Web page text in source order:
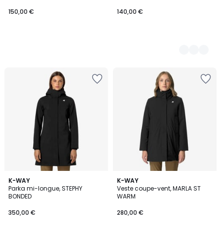
150,00 €
140,00 €
K-WAY
Parka mi-longue, STEPHY
BONDED
350,00 €
2
Couleurs
K-WAY
Veste coupe-vent, MARLA ST
WARM
280,00 €
4
/
5